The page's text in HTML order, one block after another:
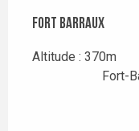
Fort Barraux
Altitude : 370m
Fort-